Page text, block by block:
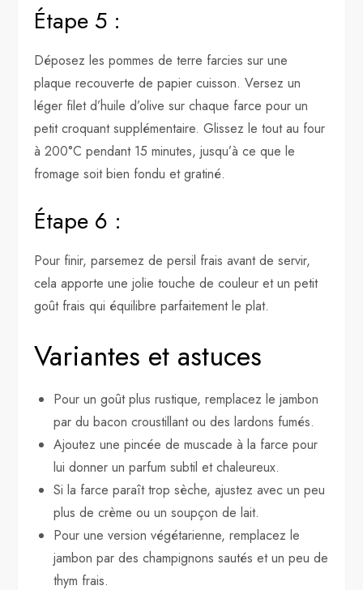
Étape 5 :
Déposez les pommes de terre farcies sur une
plaque recouverte de papier cuisson. Versez un
léger filet d’huile d’olive sur chaque farce pour un
petit croquant supplémentaire. Glissez le tout au four
à 200°C pendant 15 minutes, jusqu’à ce que le
fromage soit bien fondu et gratiné.
Étape 6 :
Pour finir, parsemez de persil frais avant de servir,
cela apporte une jolie touche de couleur et un petit
goût frais qui équilibre parfaitement le plat.
Variantes et astuces
Pour un goût plus rustique, remplacez le jambon
par du bacon croustillant ou des lardons fumés.
Ajoutez une pincée de muscade à la farce pour
lui donner un parfum subtil et chaleureux.
Si la farce paraît trop sèche, ajustez avec un peu
plus de crème ou un soupçon de lait.
Pour une version végétarienne, remplacez le
jambon par des champignons sautés et un peu de
thym frais.